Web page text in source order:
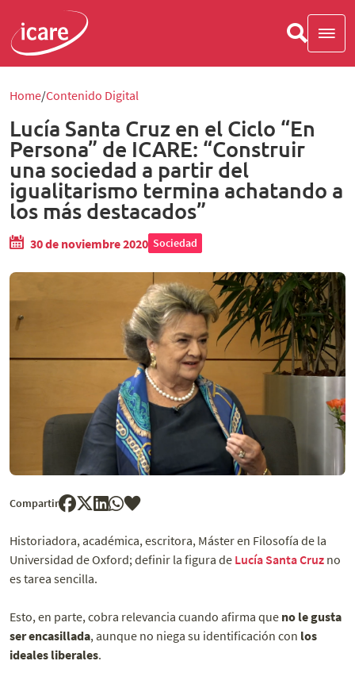
Home Contenido Digital
Lucía Santa Cruz en el Ciclo “En
Persona” de ICARE: “Construir
una sociedad a partir del
igualitarismo termina achatando a
los más destacados”
30 de noviembre 2020 Sociedad
Compartir
Historiadora, académica, escritora, Máster en Filosofía de la
Universidad de Oxford; definir la figura de Lucía Santa Cruz no
es tarea sencilla.
Esto, en parte, cobra relevancia cuando afirma que no le gusta
ser encasillada, aunque no niega su identificación con los
ideales liberales.